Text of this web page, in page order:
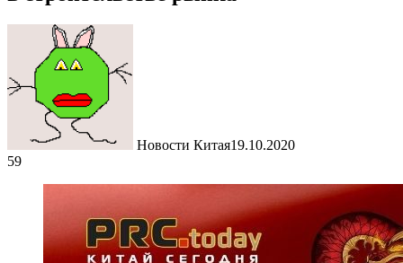
Новости Китая19.10.2020
59